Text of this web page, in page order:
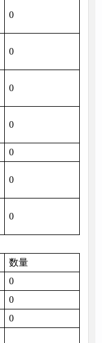
0
0
0
0
0
0
0
数量
0
0
0